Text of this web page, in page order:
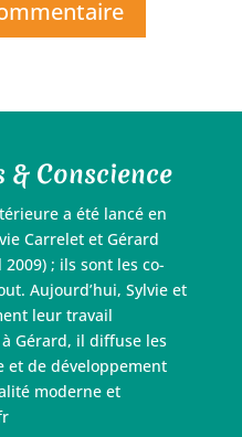
& Conscience
a été lancé en
Carrelet et Gérard
; ils sont les co-
Aujourd’hui, Sylvie et
leur travail
Gérard, il diffuse les
et de développement
moderne et